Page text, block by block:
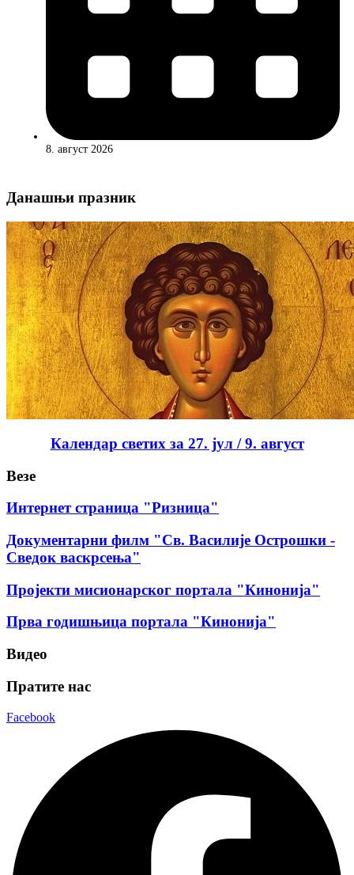
8. август 2026
Данашњи празник
Календар светих за 27. јул / 9. август
Везе
Интернет страница "Ризница"
Документарни филм "Св. Василије Острошки -
Сведок васкрсења"
Пројекти мисионарског портала "Кинонија"
Прва годишњица портала "Кинонија"
Видео
Пратите нас
Facebook